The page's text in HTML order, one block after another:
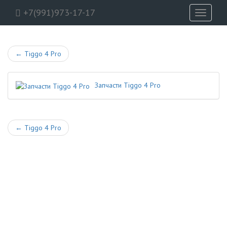
+7(991)973-17-17
Toggle
← Tiggo 4 Pro
Запчасти Tiggo 4 Pro
← Tiggo 4 Pro